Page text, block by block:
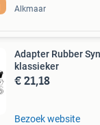
Alkmaar
Adapter Rubber
klassieker
€ 21,18
Bezoek website